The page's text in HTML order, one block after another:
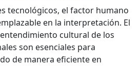
tecnológicos, el factor humano
en la interpretación. El
cultural de los
son esenciales para
de manera eficiente en